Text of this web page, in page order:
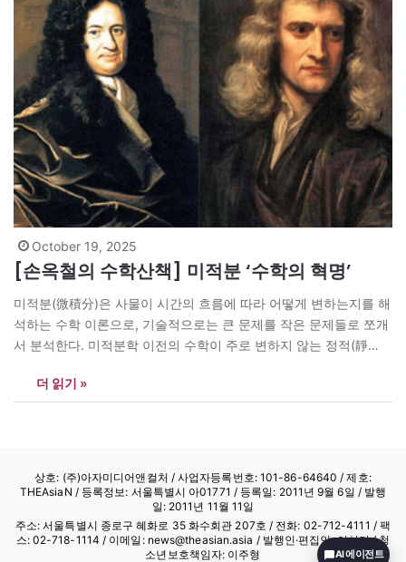
October 19, 2025
[손옥철의 수학산책] 미적분 ‘수학의 혁명’
미적분(微積分)은 사물이 시간의 흐름에 따라 어떻게 변하는지를 해
석하는 수학 이론으로, 기술적으로는 큰 문제를 작은 문제들로 쪼개
서 분석한다. 미적분학 이전의 수학이 주로 변하지 않는 정적(靜
학문이다. 미적분의 창시로 수학은 이제 중력 등 여러 요인으로 변
더 읽기 »
상호: (주)아자미디어앤컬처 /사업자등록번호: 101-86-64640 / 제호:
THEAsiaN / 등록정보: 서울특별시 아01771 / 등록일: 2011년 9월 6일 / 발행
일: 2011년 11월 11일
주소: 서울특별시 종로구 혜화로 35 화수회관 207호 / 전화: 02-712-4111 / 팩
스: 02-718-1114 / 이메일: news@theasian.asia / 발행인·편집인: 이상기 / 청
소년보호책임자: 이주형
AI 에이전트